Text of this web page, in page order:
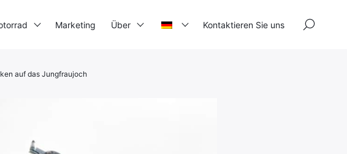
auf das Jungfraujoch
Marketing Über Kontaktieren Sie uns
×